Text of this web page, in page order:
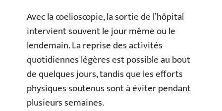
Avec la coelioscopie, la sortie de l’hôpital
intervient souvent le jour même ou le
lendemain. La reprise des activités
quotidiennes légères est possible au bout
de quelques jours, tandis que les efforts
physiques soutenus sont à éviter pendant
plusieurs semaines.